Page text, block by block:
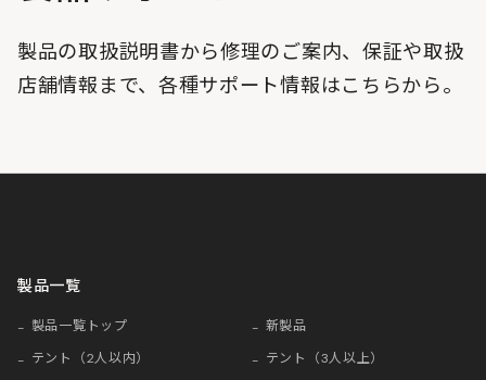
製品の取扱説明書から修理のご案内、保証や取扱
店舗情報まで、各種サポート情報はこちらから。
製品一覧
製品一覧トップ
新製品
テント（2人以内）
テント（3人以上）